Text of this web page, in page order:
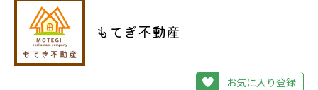
もてぎ不動産
お気に入り登録